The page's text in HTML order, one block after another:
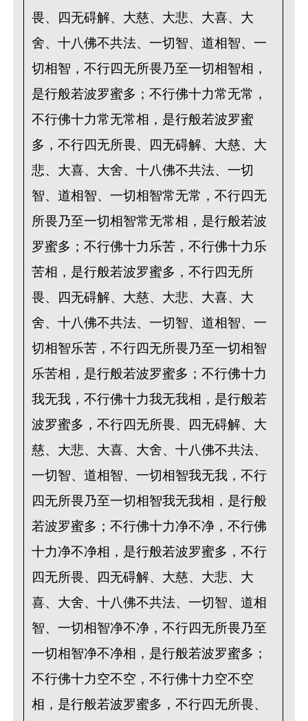
畏、四无碍解、大慈、大悲、大喜、大
舍、十八佛不共法、一切智、道相智、一
切相智，不行四无所畏乃至一切相智相，
是行般若波罗蜜多；不行佛十力常无常，
不行佛十力常无常相，是行般若波罗蜜
多，不行四无所畏、四无碍解、大慈、大
悲、大喜、大舍、十八佛不共法、一切
智、道相智、一切相智常无常，不行四无
所畏乃至一切相智常无常相，是行般若波
罗蜜多；不行佛十力乐苦，不行佛十力乐
苦相，是行般若波罗蜜多，不行四无所
畏、四无碍解、大慈、大悲、大喜、大
舍、十八佛不共法、一切智、道相智、一
切相智乐苦，不行四无所畏乃至一切相智
乐苦相，是行般若波罗蜜多；不行佛十力
我无我，不行佛十力我无我相，是行般若
波罗蜜多，不行四无所畏、四无碍解、大
慈、大悲、大喜、大舍、十八佛不共法、
一切智、道相智、一切相智我无我，不行
四无所畏乃至一切相智我无我相，是行般
若波罗蜜多；不行佛十力净不净，不行佛
十力净不净相，是行般若波罗蜜多，不行
四无所畏、四无碍解、大慈、大悲、大
喜、大舍、十八佛不共法、一切智、道相
智、一切相智净不净，不行四无所畏乃至
一切相智净不净相，是行般若波罗蜜多；
不行佛十力空不空，不行佛十力空不空
相，是行般若波罗蜜多，不行四无所畏、